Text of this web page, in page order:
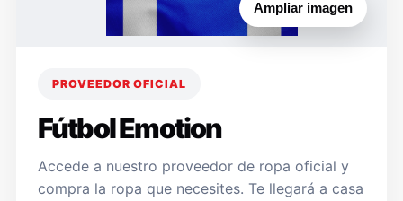
Ampliar imagen
PROVEEDOR OFICIAL
Fútbol Emotion
Accede a nuestro proveedor de ropa oficial y
compra la ropa que necesites. Te llegará a casa